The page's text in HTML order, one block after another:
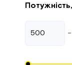
RED
Ryobi
-